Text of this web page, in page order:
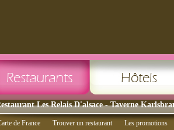
Les Relais D'alsace - Taverne
de France Trouver un restaurant Les promotions